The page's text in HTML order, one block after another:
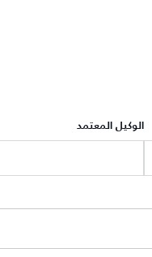
الوكيل المعتمد